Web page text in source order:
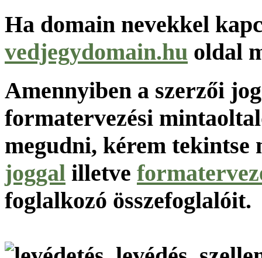
Ha domain nevekkel
vedjegydomain.hu oldal
Amennyiben a szerzői
formatervezési
megudni, kérem tekintse
joggal illetve
foglalkozó összefoglalóit.